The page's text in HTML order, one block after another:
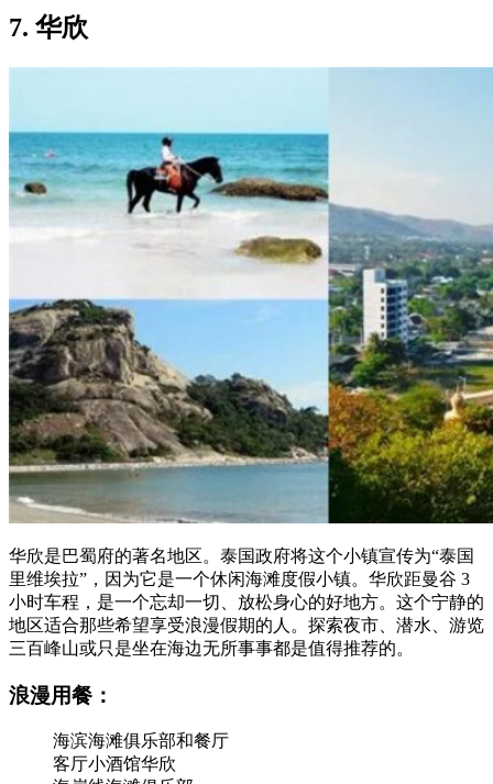
7. 华欣
华欣是巴蜀府的著名地区。泰国政府将这个小镇宣传为“泰国
里维埃拉”，因为它是一个休闲海滩度假小镇。华欣距曼谷 3
小时车程，是一个忘却一切、放松身心的好地方。这个宁静的
地区适合那些希望享受浪漫假期的人。探索夜市、潜水、游览
三百峰山或只是坐在海边无所事事都是值得推荐的。
浪漫用餐：
海滨海滩俱乐部和餐厅
客厅小酒馆华欣